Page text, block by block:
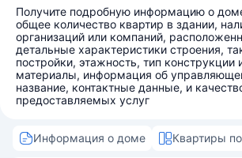
Получите подробную информацию о
общее количество квартир в здании,
организаций или компаний,
детальные характеристики строения,
постройки, этажность, тип конструкции
материалы, информация об
название, контактные данные, и
предоставляемых услуг
Информация о доме Квартиры